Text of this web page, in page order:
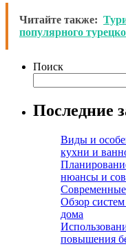
Читайте также:
популярного
Поиск
Последние
Виды и
кухни и
нюансы и
Обзор
дома
повышения